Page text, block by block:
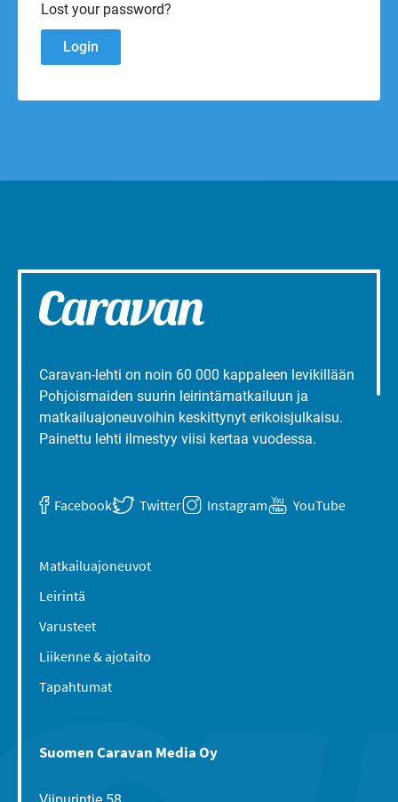
Lost your password?
Caravan-lehti on noin 60 000 kappaleen levikillään
Pohjoismaiden suurin leirintämatkailuun ja
matkailuajoneuvoihin keskittynyt erikoisjulkaisu.
Painettu lehti ilmestyy viisi kertaa vuodessa.
Facebook Twitter Instagram YouTube
Matkailuajoneuvot
Leirintä
Varusteet
Liikenne & ajotaito
Tapahtumat
Suomen Caravan Media Oy